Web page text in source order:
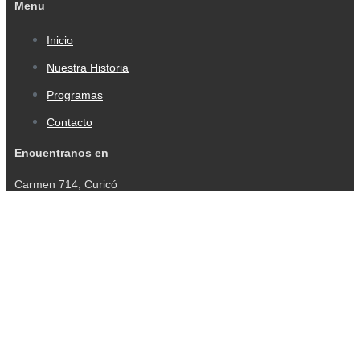
Menu
Inicio
Nuestra Historia
Programas
Contacto
Encuentranos en
Carmen 714, Curicó